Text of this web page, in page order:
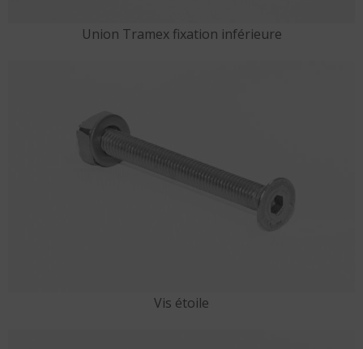
Union Tramex fixation inférieure
Vis étoile